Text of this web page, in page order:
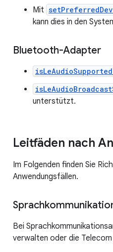
Mit
kann dies in den
Bluetooth-Adapter
unterstützt.
Leitfäden nach
Im Folgenden finden Sie
Anwendungsfällen.
Bei
verwalten oder die